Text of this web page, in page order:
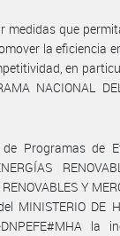
medidas que
la eficiencia
en
NACIONAL
Programas de
Y
MINISTERIO DE
la